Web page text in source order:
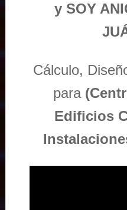
y SOY
Cálculo,
para
Edificios